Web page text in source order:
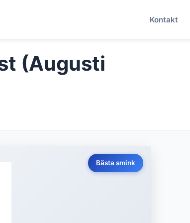
Kontakt
(Augusti
Bästa smink